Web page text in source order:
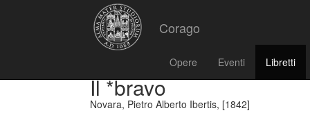
Corago
Opere Eventi Libretti
Il *bravo
Novara, Pietro Alberto Ibertis, [1842]